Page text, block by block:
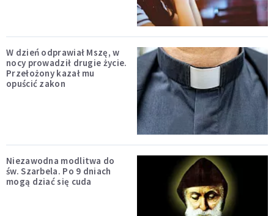
W dzień odprawiał Mszę, w
nocy prowadził drugie życie.
Przełożony kazał mu
opuścić zakon
Niezawodna modlitwa do
św. Szarbela. Po 9 dniach
mogą dziać się cuda